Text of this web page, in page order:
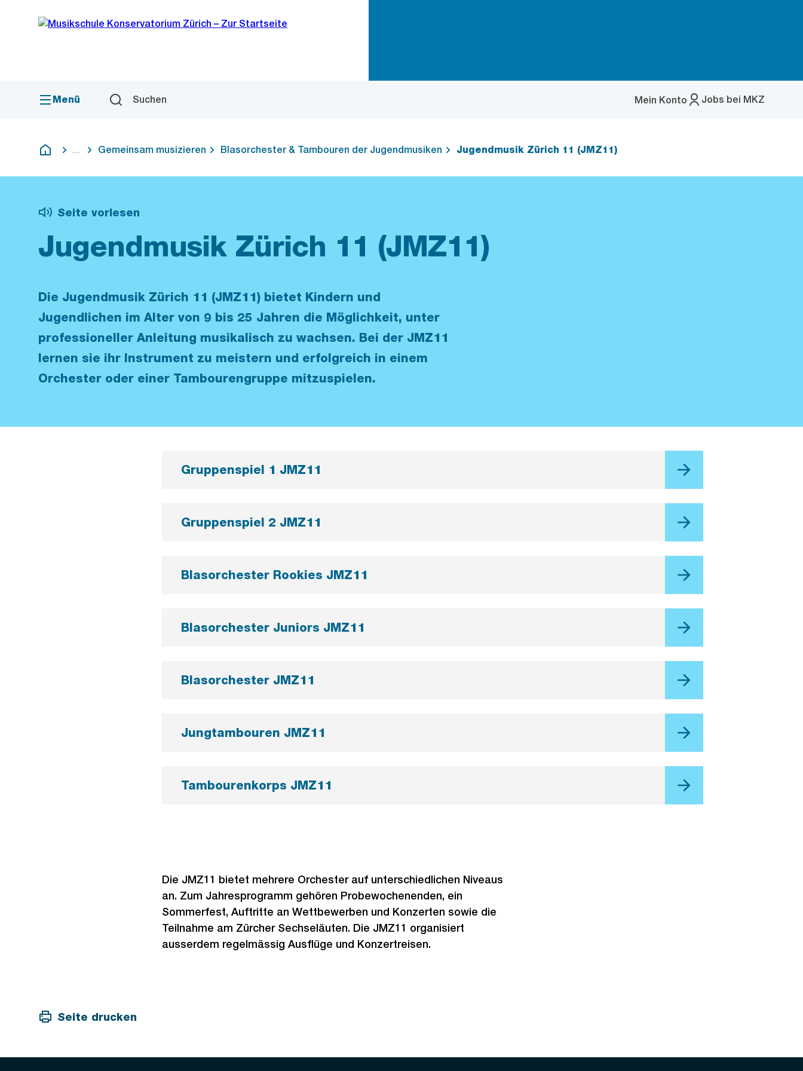
Navigation
Sprunglink
Menü Suchen Jobs bei MKZ
Mein Konto
Menü
Deutsch
Blende alle Breadcrumbs ein
Gemeinsam musizieren Blasorchester & Tambouren der Jugendmusiken Jugendmusik Zürich 11 (JMZ11)
Seite vorlesen
Jugendmusik Zürich 11 (JMZ11)
Die Jugendmusik Zürich 11 (JMZ11) bietet Kindern und
Jugendlichen im Alter von 9 bis 25 Jahren die Möglichkeit, unter
professioneller Anleitung musikalisch zu wachsen. Bei der JMZ11
lernen sie ihr Instrument zu meistern und erfolgreich in einem
Orchester oder einer Tambourengruppe mitzuspielen.
Gruppenspiel 1 JMZ11
Gruppenspiel 2 JMZ11
Blasorchester Rookies JMZ11
Blasorchester Juniors JMZ11
Blasorchester JMZ11
Jungtambouren JMZ11
Tambourenkorps JMZ11
Die JMZ11 bietet mehrere Orchester auf unterschiedlichen Niveaus
an. Zum Jahresprogramm gehören Probewochenenden, ein
Sommerfest, Auftritte an Wettbewerben und Konzerten sowie die
Teilnahme am Zürcher Sechseläuten. Die JMZ11 organisiert
ausserdem regelmässig Ausflüge und Konzertreisen.
Seite drucken